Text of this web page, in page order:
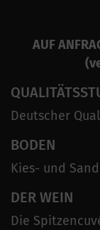
AUF
Deutscher
BODEN
Kies- und
DER WEIN
Die